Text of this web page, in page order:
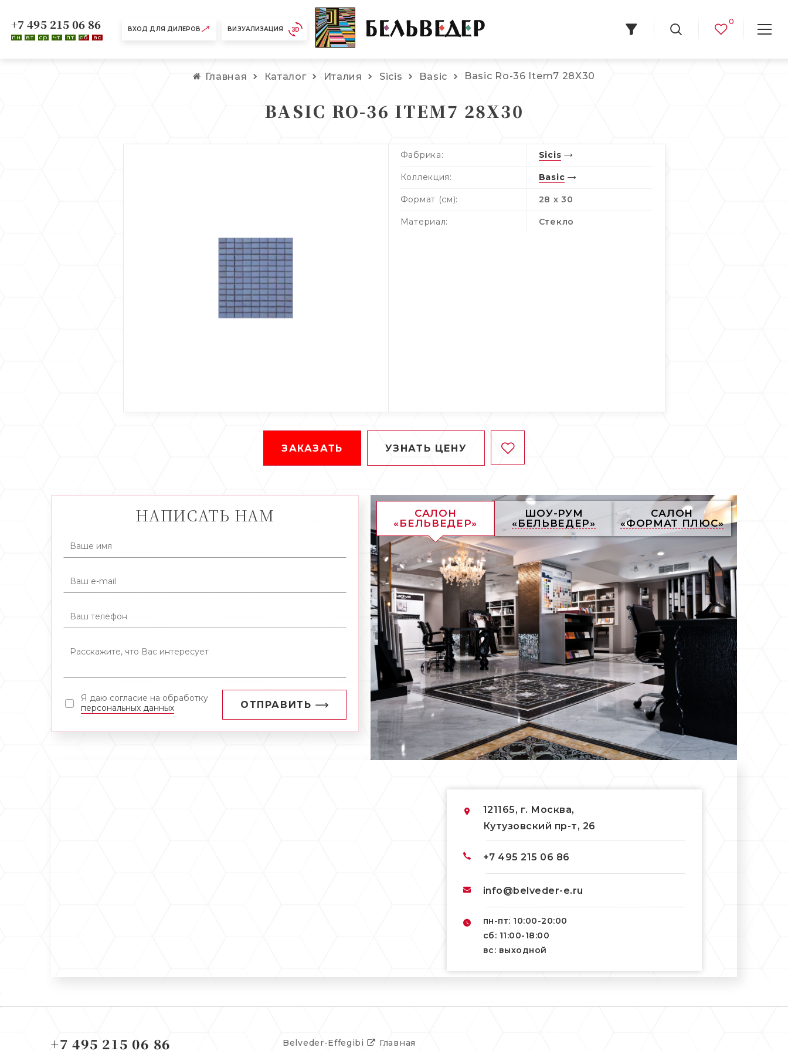
ВХОД ДЛЯ ДИЛЕРОВ ВИЗУАЛИЗАЦИЯ
+7 495 215 06 86
пн вт ср чт пт сб вс
0
Главная Каталог Италия Sicis Basic Basic Ro-36 Item7 28X30
BASIC RO-36 ITEM7 28X30
Фабрика: Sicis
Коллекция: Basic
Формат (см): 28 x 30
Материал: Стекло
ЗАКАЗАТЬ УЗНАТЬ ЦЕНУ
НАПИСАТЬ НАМ
Я даю согласие на обработку
персональных данных
ОТПРАВИТЬ
САЛОН
«БЕЛЬВЕДЕР»
ШОУ-РУМ
«БЕЛЬВЕДЕР»
САЛОН
«ФОРМАТ ПЛЮС»
121165, г. Москва,
Кутузовский пр-т, 26
+7 495 215 06 86
info@belveder-e.ru
пн-пт: 10:00-20:00
сб: 11:00-18:00
вс: выходной
+7 495 215 06 86 Главная
Belveder-Effegibi